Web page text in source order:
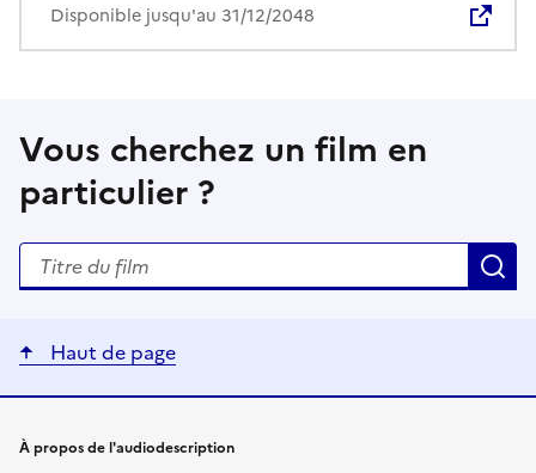
Disponible jusqu'au 31/12/2048
Vous cherchez un film en
particulier ?
Rechercher un titre de film
Haut de page
Liens utiles
À propos de l'audiodescription